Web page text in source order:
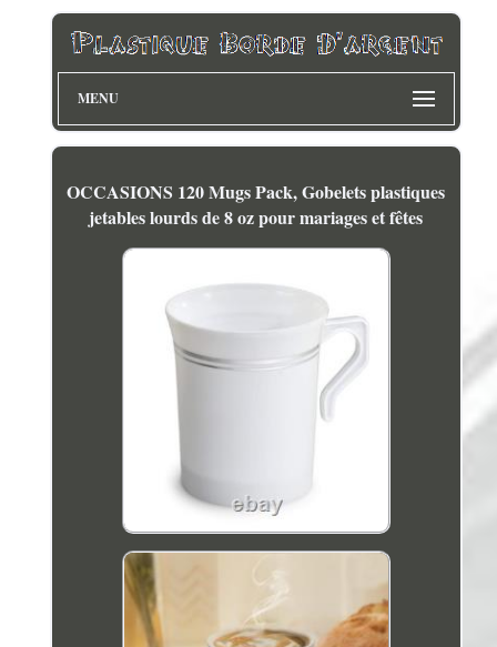
MENU
OCCASIONS 120 Mugs Pack, Gobelets plastiques
jetables lourds de 8 oz pour mariages et fêtes